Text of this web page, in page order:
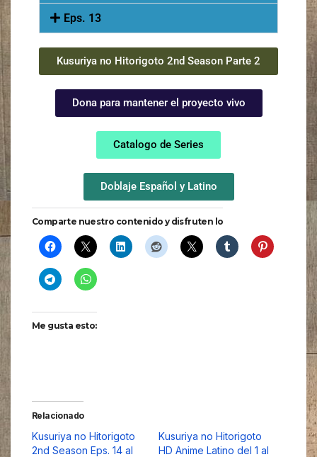
Eps. 13
Kusuriya no Hitorigoto 2nd Season Parte 2
Dona para mantener el proyecto vivo
Catalogo de Series
Doblaje Español y Latino
Comparte nuestro contenido y disfruten lo
Me gusta esto:
Relacionado
Kusuriya no Hitorigoto
2nd Season Eps. 14 al
Kusuriya no Hitorigoto
HD Anime Latino del 1 al